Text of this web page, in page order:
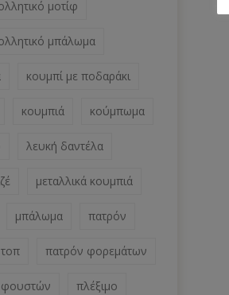
μοτίφ
μπάλωμα
κουμπί με ποδαράκι
κουμπιά κούμπωμα
λευκή δαντέλα
μεταλλικά κουμπιά
μπάλωμα πατρόν
πατρόν φορεμάτων
πλέξιμο